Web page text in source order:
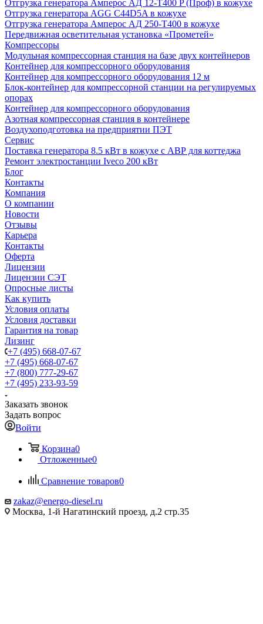
Отгрузка генератора Амперос АД 12-Т400 P (Проф) в кожухе
Отгрузка генератора AGG C44D5A в кожухе
Отгрузка генератора Амперос АД 250-Т400 в кожухе
Передвижная осветительная установка «Прометей»
Компрессоры
Модульная компрессорная станция на базе двух контейнеров
Контейнер для компрессорного оборудования
Контейнер для компрессорного оборудования 12 м
Блок-контейнер для компрессорной станции на регулируемых
опорах
Контейнер для компрессорного оборудования
Азотная компрессорная станция в контейнере
Воздухоподготовка на предприятии ПЭТ
Сервис
Поставка генератора 8.5 кВт в кожухе с АВР для коттеджа
Ремонт электростанции Iveco 200 кВт
Блог
Контакты
Компания
О компании
Новости
Отзывы
Карьера
Контакты
Оферта
Лицензии
Лицензии СЭТ
Опросные листы
Как купить
Условия оплаты
Условия доставки
Гарантия на товар
Лизинг
+7 (495) 668-07-67
+7 (495) 668-07-67
+7 (800) 777-29-67
+7 (495) 233-93-59
Заказать звонок
Задать вопрос
Войти
Корзина0
Отложенные0
Сравнение товаров0
zakaz@energo-diesel.ru
Москва, 1-й Нагатинский проезд, д.2 стр.35